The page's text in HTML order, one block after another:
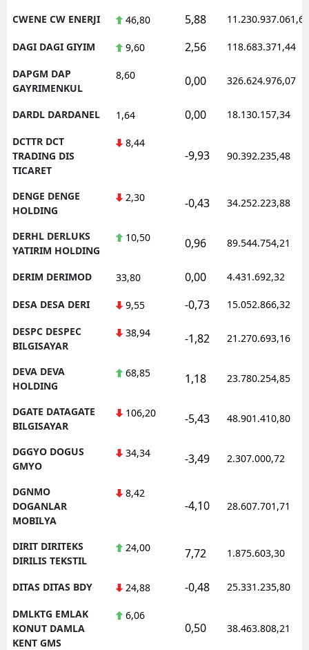
CWENE CW ENERJI 46,80 5,88 11.230.937.061,62
DAGI DAGI GIYIM 9,60 2,56 118.683.371,44
DAPGM DAP
GAYRIMENKUL
8,60 0,00 326.624.976,07
DARDL DARDANEL 1,64 0,00 18.130.157,34
DCTTR DCT
TRADING DIS
TICARET
8,44
-9,93 90.392.235,48
DENGE DENGE
HOLDING
2,30 -0,43 34.252.223,88
DERHL DERLUKS
YATIRIM HOLDING
10,50 0,96 89.544.754,21
DERIM DERIMOD 33,80 0,00 4.431.692,32
DESA DESA DERI 9,55 -0,73 15.052.866,32
DESPC DESPEC
BILGISAYAR
38,94 -1,82 21.270.693,16
DEVA DEVA
HOLDING
68,85 1,18 23.780.254,85
DGATE DATAGATE
BILGISAYAR
106,20 -5,43 48.901.410,80
DGGYO DOGUS
GMYO
34,34 -3,49 2.307.000,72
DGNMO
DOGANLAR
MOBILYA
8,42
-4,10 28.607.701,71
DIRIT DIRITEKS
DIRILIS TEKSTIL
24,00 7,72 1.875.603,30
DITAS DITAS BDY 24,88 -0,48 25.331.235,80
DMLKTG EMLAK
KONUT DAMLA
KENT GMS
6,06
0,50 38.463.808,21